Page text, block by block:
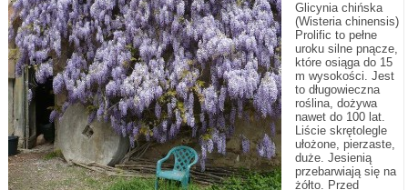
Glicynia chińska
(Wisteria chinensis)
Prolific to pełne
uroku silne pnącze,
które osiąga do 15
m wysokości. Jest
to długowieczna
roślina, dożywa
nawet do 100 lat.
Liście skrętolegle
ułożone, pierzaste,
duże. Jesienią
przebarwiają się na
żółto. Przed